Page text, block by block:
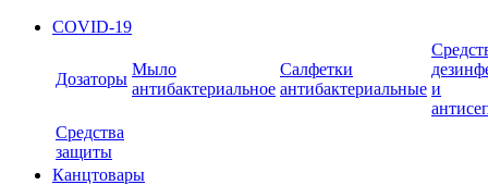
COVID-19
Дозаторы
Мыло
антибактериальное
Салфетки
антибактериальные и
Средства
защиты
Канцтовары